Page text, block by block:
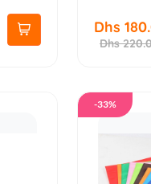
Dhs
Dhs
-33%